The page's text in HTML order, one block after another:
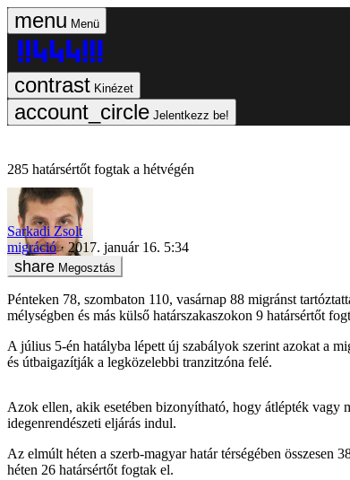
Menü
Kinézet
Jelentkezz be!
285 határsértőt fogtak a hétvégén
Sarkadi Zsolt
migráció
2017. január 16. 5:34
Megosztás
Pénteken 78, szombaton 110, vasárnap 88 migránst
mélységben és más külső határszakaszokon 9 határsértőt
A július 5-én hatályba lépett új szabályok szerint azokat a
és útbaigazítják a legközelebbi tranzitzóna felé.
Azok ellen, akik esetében bizonyítható, hogy átlépték vagy
idegenrendészeti eljárás indul.
Az elmúlt héten a szerb-magyar határ térségében összesen
héten 26 határsértőt fogtak el.